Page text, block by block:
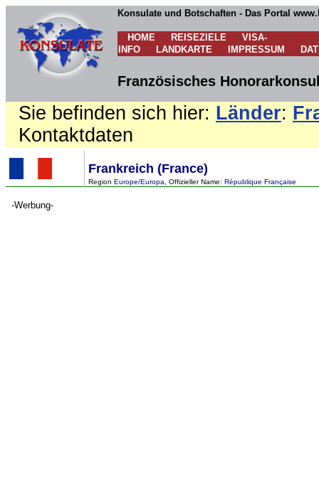
Konsulate und Botschaften - Das Portal
HOME REISEZIELE
VISA-
INFO
LANDKARTE IMPRESSUM
Französisches
Sie befinden sich hier: Länder:
Kontaktdaten
Frankreich (France)
Region Europe/Europa , Offizieller Name: République Française
-Werbung-